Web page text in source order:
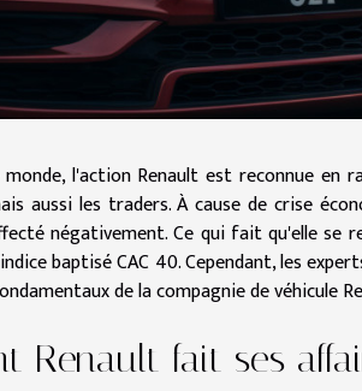
l'action Renault est reconnue en
aussi les traders. À cause de crise
négativement. Ce qui fait qu'elle se
baptisé CAC 40. Cependant, les
de la compagnie de véhicule
Renault fait ses